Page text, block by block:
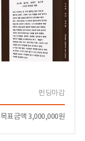
펀딩마감
목표금액 3,000,000원